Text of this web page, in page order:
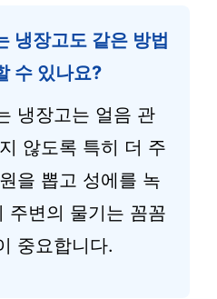
냉장고도 같은 방법
수 있나요?
냉장고는 얼음 관
않도록 특히 더 주
을 뽑고 성에를 녹
주변의 물기는 꼼꼼
중요합니다.